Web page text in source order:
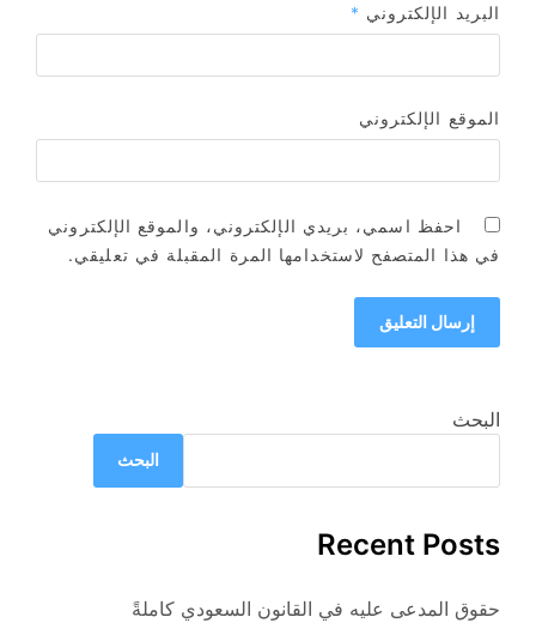
البريد الإلكتروني *
الموقع الإلكتروني
احفظ اسمي، بريدي الإلكتروني، والموقع الإلكتروني
في هذا المتصفح لاستخدامها المرة المقبلة في تعليقي.
البحث
البحث
Recent Posts
حقوق المدعى عليه في القانون السعودي كاملةً